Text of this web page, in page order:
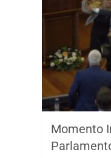
Momento